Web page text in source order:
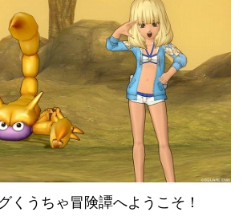
くうちゃ冒険譚へようこそ！